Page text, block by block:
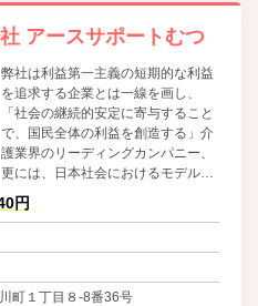
アースサポートむつ
弊社は利益第一主義の短期的な利益
を追求する企業とは一線を画し、
「社会の継続的安定に寄与すること
で、国民全体の利益を創造する」介
護業界のリーディングカンパニー、
更には、日本社会におけるモデル企
業となることを目指します。業務拡
大につき、全国各営業所で人材募集
円
町１丁目８-8番36号